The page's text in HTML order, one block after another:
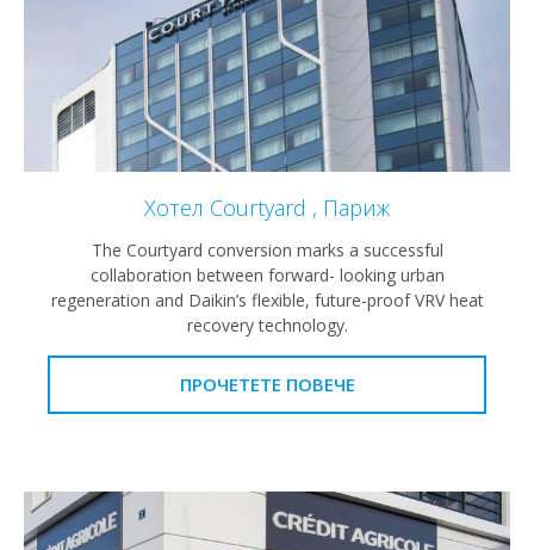
Хотел Courtyard , Париж
The Courtyard conversion marks a successful
collaboration between forward- looking urban
regeneration and Daikin’s flexible, future-proof VRV heat
recovery technology.
ПРОЧЕТЕТЕ ПОВЕЧЕ